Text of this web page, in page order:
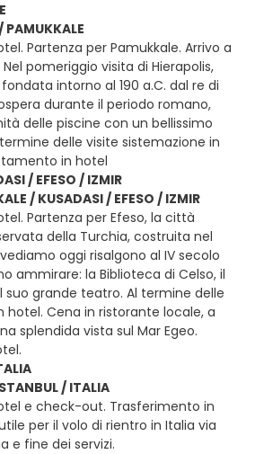
Partenza per Pamukkale. Arrivo a
pomeriggio visita di Hierapolis,
intorno al 190 a.C. dal re di
durante il periodo romano,
delle piscine con un bellissimo
delle visite sistemazione in
in hotel
/ EFESO / IZMIR
/ KUSADASI / EFESO / IZMIR
Partenza per Efeso, la città
della Turchia, costruita nel
oggi risalgono al IV secolo
ammirare: la Biblioteca di Celso, il
suo grande teatro. Al termine delle
hotel. Cena in ristorante locale, a
splendida vista sul Mar Egeo.
/ ITALIA
e check-out. Trasferimento in
per il volo di rientro in Italia via
e fine dei servizi.